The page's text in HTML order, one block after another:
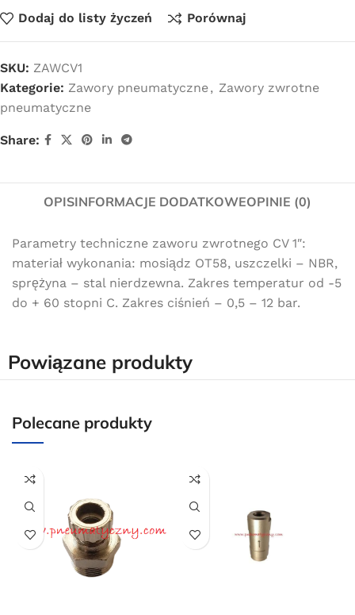
Dodaj do listy życzeń Porównaj
SKU: ZAWCV1
Kategorie: Zawory pneumatyczne, Zawory zwrotne
pneumatyczne
Share:
OPISINFORMACJE DODATKOWEOPINIE (0)
Parametry techniczne zaworu zwrotnego CV 1″:
materiał wykonania: mosiądz OT58, uszczelki – NBR,
sprężyna – stal nierdzewna. Zakres temperatur od -5
do + 60 stopni C. Zakres ciśnień – 0,5 – 12 bar.
Powiązane produkty
Polecane produkty
dla wszystkich zamówień złożonych w sklepie
Przejdź do sklepu
Oferta ograniczona czasowo